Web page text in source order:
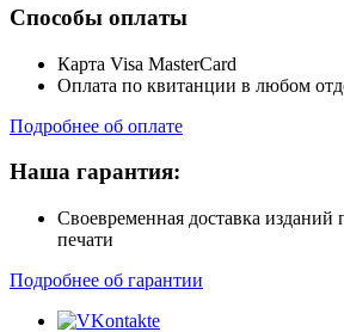
Способы оплаты
Карта Visa MasterCard
Оплата по квитанции в любом
Подробнее об оплате
Наша гарантия:
Своевременная доставка изданий
печати
Подробнее об гарантии